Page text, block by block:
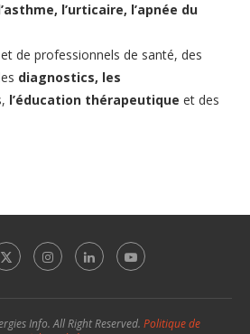
l’urticaire, l’apnée du
de professionnels de santé, des
diagnostics, les
l’éducation thérapeutique et des
Info. All Right Reserved. Politique de